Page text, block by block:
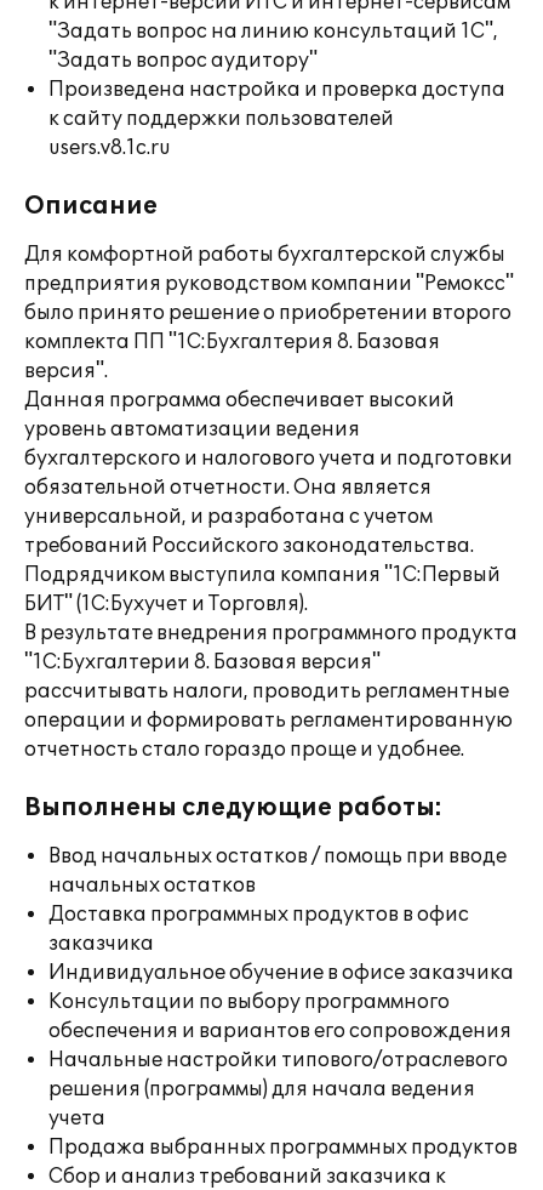
"Задать вопрос на линию консультаций 1С",
"Задать вопрос аудитору"
Произведена настройка и проверка доступа
к сайту поддержки пользователей
users.v8.1c.ru
Описание
Для комфортной работы бухгалтерской службы
предприятия руководством компании "Ремоксс"
было принято решение о приобретении второго
комплекта ПП "1С:Бухгалтерия 8. Базовая
версия".
Данная программа обеспечивает высокий
уровень автоматизации ведения
бухгалтерского и налогового учета и подготовки
обязательной отчетности. Она является
универсальной, и разработана с учетом
требований Российского законодательства.
Подрядчиком выступила компания "1С:Первый
БИТ" (1С:Бухучет и Торговля).
В результате внедрения программного продукта
"1С:Бухгалтерии 8. Базовая версия"
рассчитывать налоги, проводить регламентные
операции и формировать регламентированную
отчетность стало гораздо проще и удобнее.
Выполнены следующие работы:
Ввод начальных остатков / помощь при вводе
начальных остатков
Доставка программных продуктов в офис
заказчика
Индивидуальное обучение в офисе заказчика
Консультации по выбору программного
обеспечения и вариантов его сопровождения
Начальные настройки типового/отраслевого
решения (программы) для начала ведения
учета
Продажа выбранных программных продуктов
Сбор и анализ требований заказчика к